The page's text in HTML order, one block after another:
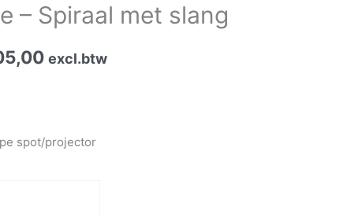
– Spiraal met slang
excl.btw
spot/projector